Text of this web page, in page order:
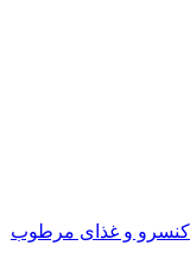
کنسرو و غذای مرطوب